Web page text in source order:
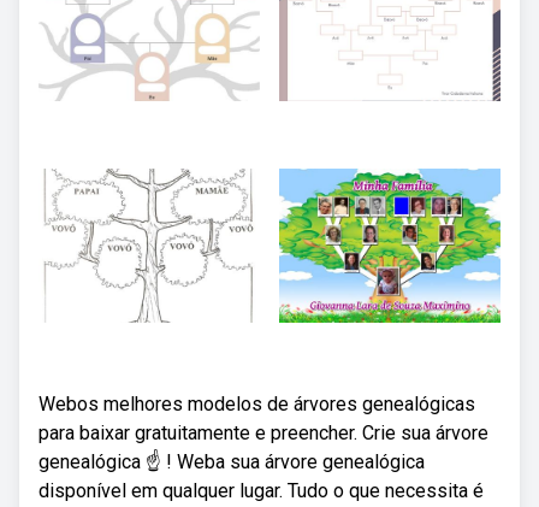
Webos melhores modelos de árvores genealógicas
para baixar gratuitamente e preencher. Crie sua árvore
genealógica ☝ ! Weba sua árvore genealógica
disponível em qualquer lugar. Tudo o que necessita é